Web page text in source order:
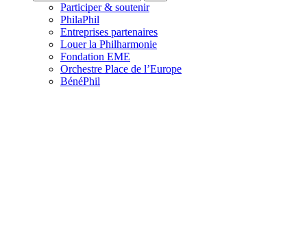
Participer & soutenir
PhilaPhil
Entreprises partenaires
Louer la Philharmonie
Fondation EME
Orchestre Place de l’Europe
BénéPhil